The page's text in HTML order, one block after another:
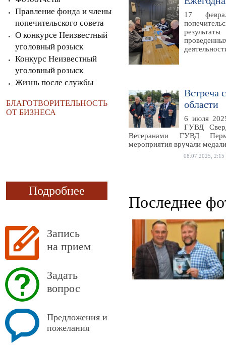
Правление фонда и члены
попечительского совета
О конкурсе Неизвестный
уголовный розыск
Конкурс Неизвестный
уголовный розыск
Жизнь после службы
БЛАГОТВОРИТЕЛЬНОСТЬ
ОТ БИЗНЕСА
Подробнее
Запись
на прием
Задать
вопрос
Предложения и
пожелания
17
Встреча
области
6 июля
ГУВД
Ветеранами ГУВД
мероприятия вручали
08.07.2025, 2:15
Последнее